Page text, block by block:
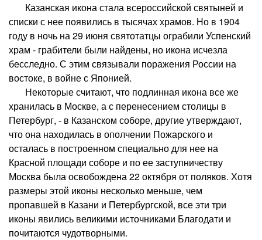
Казанская икона стала всероссийской святыней и
списки с нее появились в тысячах храмов. Но в 1904
году в ночь на 29 июня святотатцы ограбили Успенский
храм - грабители были найдены, но икона исчезла
бесследно. С этим связывали поражения России на
востоке, в войне с Японией.
Некоторые считают, что подлинная икона все же
хранилась в Москве, а с перенесением столицы в
Петербург, - в Казанском соборе, другие утверждают,
что она находилась в ополчении Пожарского и
осталась в построенном специально для нее на
Красной площади соборе и по ее заступничеству
Москва была освобождена 22 октября от поляков. Хотя
размеры этой иконы несколько меньше, чем
пропавшей в Казани и Петербургской, все эти три
иконы явились великими источниками Благодати и
почитаются чудотворными.